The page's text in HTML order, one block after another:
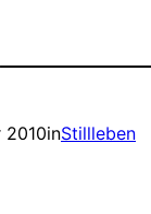
2010inStillleben